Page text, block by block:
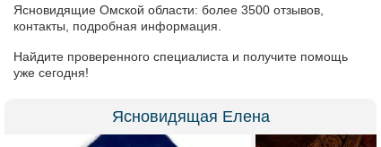
Ясновидящие Омской области: более 3500 отзывов,
контакты, подробная информация.
Найдите проверенного специалиста и получите помощь
уже сегодня!
Ясновидящая Елена